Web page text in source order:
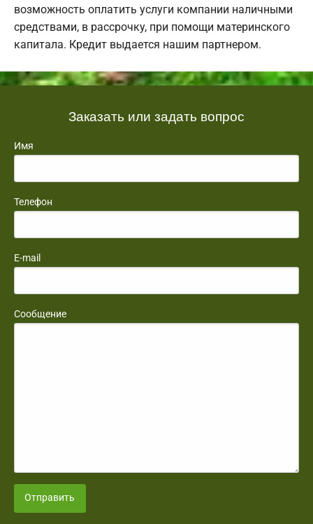
возможность оплатить услуги компании наличными
средствами, в рассрочку, при помощи материнского
капитала. Кредит выдается нашим партнером.
Заказать или задать вопрос
Имя
Телефон
E-mail
Сообщение
Отправить